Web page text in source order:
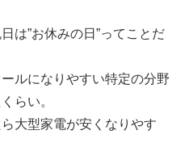
は”お休みの日”ってことだ
ルになりやすい特定の分野
らい。
大型家電が安くなりやす